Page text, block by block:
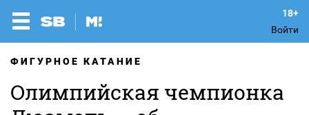
Войти
ФИГУРНОЕ КАТАНИЕ
Олимпийская чемпионка